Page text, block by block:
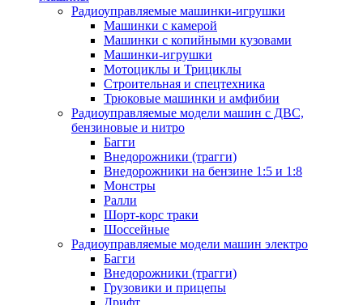
Радиоуправляемые машинки-игрушки
Машинки с камерой
Машинки с копийными кузовами
Машинки-игрушки
Мотоциклы и Трициклы
Строительная и спецтехника
Трюковые машинки и амфибии
Радиоуправляемые модели машин с ДВС,
бензиновые и нитро
Багги
Внедорожники (трагги)
Внедорожники на бензине 1:5 и 1:8
Монстры
Ралли
Шорт-корс траки
Шоссейные
Радиоуправляемые модели машин электро
Багги
Внедорожники (трагги)
Грузовики и прицепы
Дрифт